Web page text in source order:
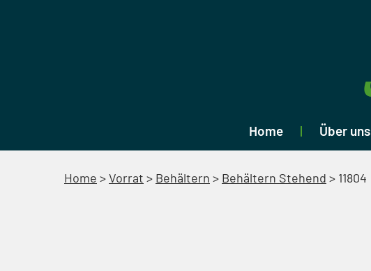
Home Über uns
Home >Vorrat > Behältern > Behältern Stehend > 11804